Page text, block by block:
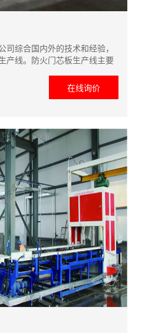
司综合国内外的技术和经验，
产线。防火门芯板生产线主要
电系统、冷热水循环系统
在线询价